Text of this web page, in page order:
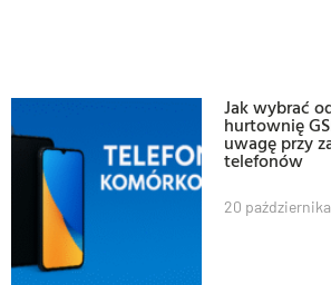
Jak wybrać
hurtownię
uwagę przy
telefonów
20